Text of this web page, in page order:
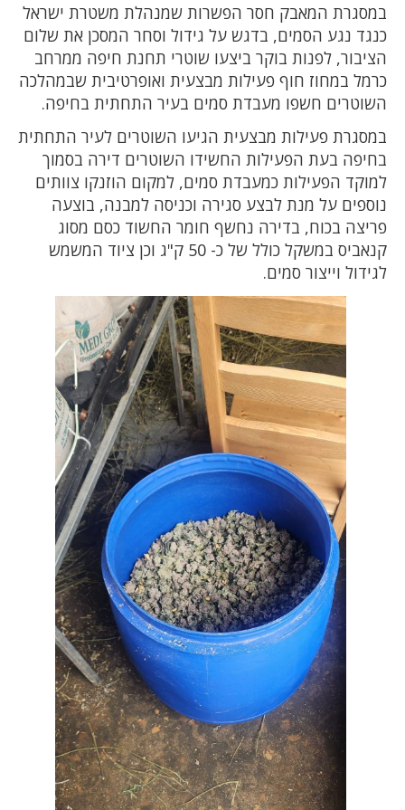
במסגרת המאבק חסר הפשרות שמנהלת משטרת ישראל
כנגד נגע הסמים, בדגש על גידול וסחר המסכן את שלום
הציבור, לפנות בוקר ביצעו שוטרי תחנת חיפה ממרחב
כרמל במחוז חוף פעילות מבצעית ואופרטיבית שבמהלכה
השוטרים חשפו מעבדת סמים בעיר התחתית בחיפה.
במסגרת פעילות מבצעית הגיעו השוטרים לעיר התחתית
בחיפה בעת הפעילות החשידו השוטרים דירה בסמוך
למוקד הפעילות כמעבדת סמים, למקום הוזנקו צוותים
נוספים על מנת לבצע סגירה וכניסה למבנה, בוצעה
פריצה בכוח, בדירה נחשף חומר החשוד כסם מסוג
קנאביס במשקל כולל של כ- 50 ק"ג וכן ציוד המשמש
לגידול וייצור סמים.